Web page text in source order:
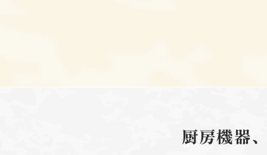
厨房機器